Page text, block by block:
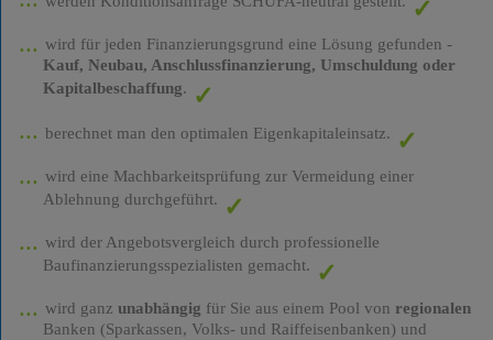
wird für jeden Finanzierungsgrund eine Lösung gefunden -
Kauf, Neubau, Anschlussfinanzierung, Umschuldung oder
Kapitalbeschaffung.
berechnet man den optimalen Eigenkapitaleinsatz.
wird eine Machbarkeitsprüfung zur Vermeidung einer
Ablehnung durchgeführt.
wird der Angebotsvergleich durch professionelle
Baufinanzierungsspezialisten gemacht.
wird ganz unabhängig für Sie aus einem Pool von regionalen
Banken (Sparkassen, Volks- und Raiffeisenbanken) und